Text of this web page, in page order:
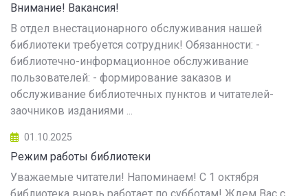
Внимание! Вакансия!
В отдел внестационарного обслуживания нашей
библиотеки требуется сотрудник! Обязанности: -
библиотечно-информационное обслуживание
пользователей: - формирование заказов и
обслуживание библиотечных пунктов и читателей-
заочников изданиями ...
01.10.2025
Режим работы библиотеки
Уважаемые читатели! Напоминаем! С 1 октября